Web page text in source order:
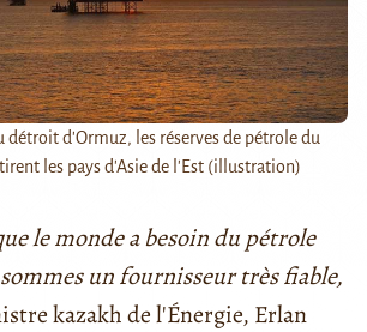
détroit d'Ormuz, les réserves de pétrole du
les pays d'Asie de l'Est (illustration)
le monde a besoin du pétrole
un fournisseur très fiable,
kazakh de l'Énergie, Erlan